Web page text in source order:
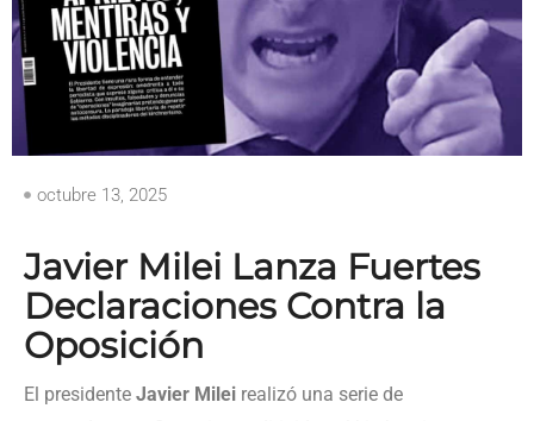
octubre 13, 2025
Javier Milei Lanza Fuertes
Declaraciones Contra la
Oposición
El presidente Javier Milei realizó una serie de